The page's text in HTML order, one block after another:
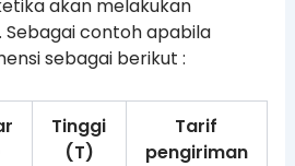
akan melakukan
contoh apabila
sebagai berikut :
Tinggi
(T)
Tarif
pengiriman